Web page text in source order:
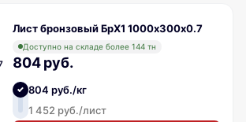
Лист бронзовый БрХ1 1000х300х0.7
Доступно на складе более 144 тн
804 руб.
804 руб./кг
1 452 руб./лист